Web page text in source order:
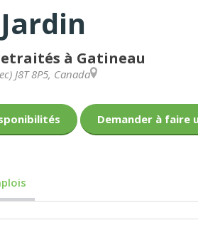
à Gatineau
) J8T 8P5, Canada
Demander à faire